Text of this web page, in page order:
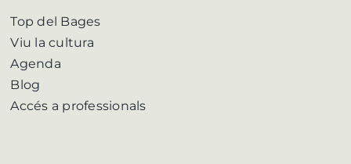
Top del Bages
Viu la cultura
Agenda
Blog
Accés a professionals